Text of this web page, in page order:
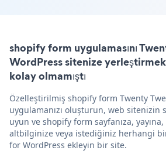
shopify form uygulamasını
WordPress sitenize
kolay olmamıştı
Özelleştirilmiş shopify form Twenty
uygulamanızı oluşturun, web sitenizin
uyun ve shopify form sayfanıza,
altbilginize veya istediğiniz herhangi
for WordPress ekleyin bir site.